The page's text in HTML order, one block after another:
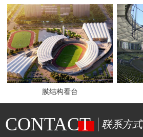
膜结构看台
CONTACT 联系方式